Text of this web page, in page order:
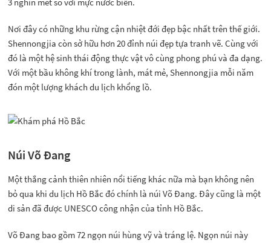
3 nghìn mét so với mực nước biển.
Nơi đây có những khu rừng cận nhiệt đới đẹp bậc nhất trên thế giới.
Shennongjia còn sở hữu hơn 20 đỉnh núi đẹp tựa tranh vẽ. Cùng với
đó là một hệ sinh thái động thực vật vô cùng phong phú và đa dạng.
Với một bầu không khí trong lành, mát mẻ, Shennongjia mỗi năm
đón một lượng khách du lịch khổng lồ.
Núi Võ Đang
Một thắng cảnh thiên nhiên nổi tiếng khác nữa mà bạn không nên
bỏ qua khi du lịch Hồ Bắc đó chính là núi Võ Đang. Đây cũng là một
di sản đã được UNESCO công nhận của tỉnh Hồ Bắc.
Võ Đang bao gồm 72 ngọn núi hùng vỹ và tráng lệ. Ngọn núi này